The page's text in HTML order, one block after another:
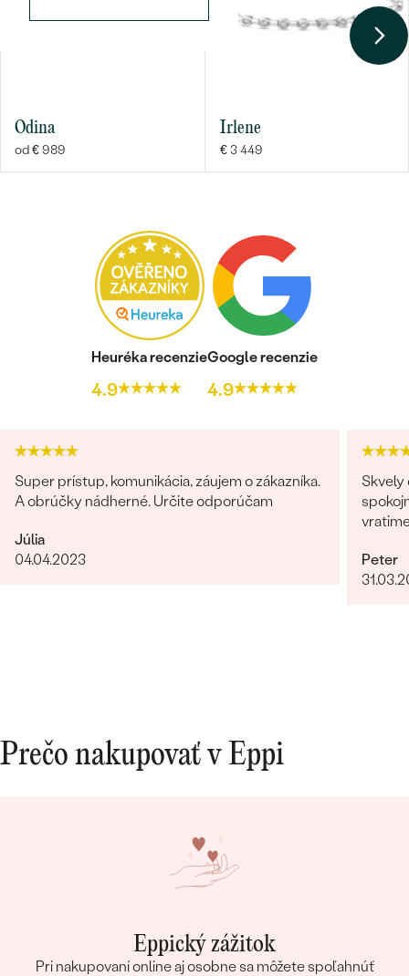
Vytvorený v laboratóriu
Odina
od € 989
Irlene
€ 3 449
Heuréka recenzie
4.9
Google recenzie
4.9
Super prístup, komunikácia, záujem o zákazníka.
A obrúčky nádherné. Určite odporúčam
Júlia
04.04.2023
Peter
Prečo nakupovať v Eppi
Eppický zážitok
Pri nakupovaní online aj osobne sa môžete spoľahnúť